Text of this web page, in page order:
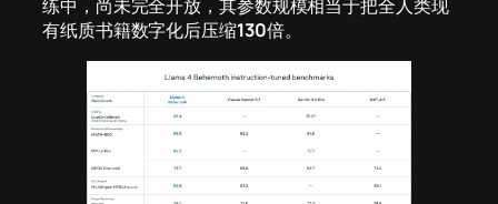
练中，尚未完全开放，其参数规模相当于把全人类现
有纸质书籍数字化后压缩130倍。